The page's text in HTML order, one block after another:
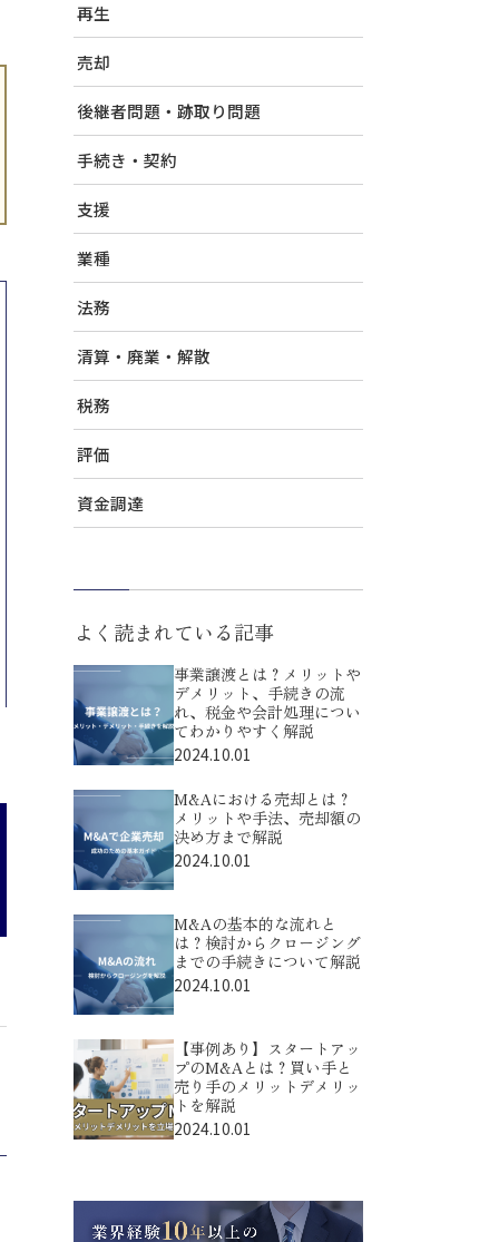
再生
売却
後継者問題・跡取り問題
手続き・契約
支援
業種
法務
清算・廃業・解散
税務
評価
資金調達
よく読まれている記事
事業譲渡とは？メリットや
デメリット、手続きの流
れ、税金や会計処理につい
てわかりやすく解説
2024.10.01
M&Aにおける売却とは？
メリットや手法、売却額の
決め方まで解説
2024.10.01
M&Aの基本的な流れと
は？検討からクロージング
までの手続きについて解説
2024.10.01
【事例あり】スタートアッ
プのM&Aとは？買い手と
売り手のメリットデメリッ
トを解説
2024.10.01